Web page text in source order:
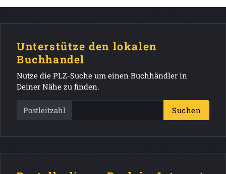
Unterstütze den lokalen
Buchhandel
Nutze die PLZ-Suche um einen Buchhändler in
Deiner Nähe zu finden.
Postleitzahl Suchen